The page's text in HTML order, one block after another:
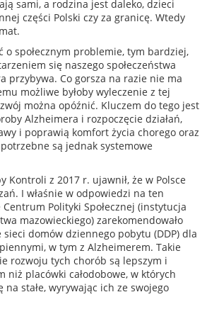
sami, a rodzina jest daleko, dzieci
części Polski czy za granicę. Wtedy
o społecznym problemie, tym bardziej,
się naszego społeczeństwa
przybywa. Co gorsza na razie nie ma
możliwe byłoby wyleczenie z tej
można opóźnić. Kluczem do tego jest
Alzheimera i rozpoczęcie działań,
i poprawią komfort życia chorego oraz
są jednak systemowe
Kontroli z 2017 r. ujawnił, że w Polsce
I właśnie w odpowiedzi na ten
Polityki Społecznej (instytucja
mazowieckiego) zarekomendowało
domów dziennego pobytu (DDP) dla
w tym z Alzheimerem. Takie
rozwoju tych chorób są lepszym i
niż placówki całodobowe, w których
na stałe, wyrywając ich ze swojego